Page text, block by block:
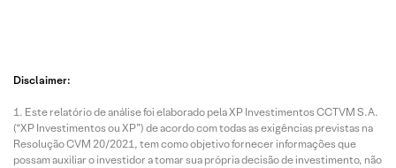
Disclaimer:
Este relatório de análise foi elaborado pela XP Investimentos CCTVM S.A.
(“XP Investimentos ou XP”) de acordo com todas as exigências previstas na
Resolução CVM 20/2021, tem como objetivo fornecer informações que
possam auxiliar o investidor a tomar sua própria decisão de investimento, não